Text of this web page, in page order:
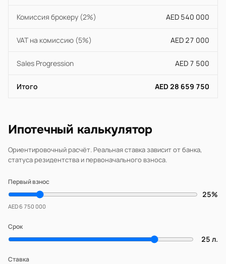
Комиссия брокеру (2%) AED 540 000
VAT на комиссию (5%) AED 27 000
Sales Progression AED 7 500
Итого AED 28 659 750
Ипотечный калькулятор
Ориентировочный расчёт. Реальная ставка зависит от банка,
статуса резидентства и первоначального взноса.
Первый взнос
25%
AED 6 750 000
Срок
25 л.
Ставка